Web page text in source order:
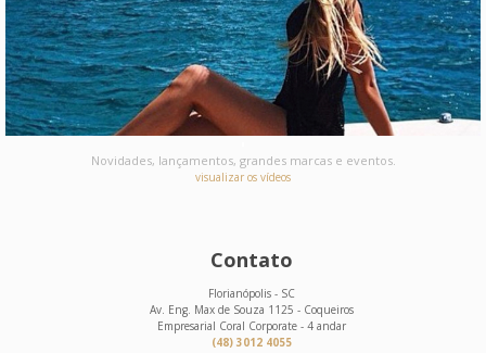
Novidades, lançamentos, grandes marcas e eventos.
visualizar os vídeos
Contato
Florianópolis - SC
Av. Eng. Max de Souza 1125 - Coqueiros
Empresarial Coral Corporate - 4 andar
(48) 3012 4055